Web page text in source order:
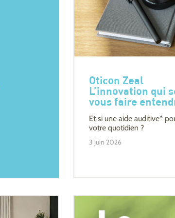
Oticon Zeal
L’innovation qui
vous faire
Et si une aide auditive*
votre quotidien ?
3 juin 2026